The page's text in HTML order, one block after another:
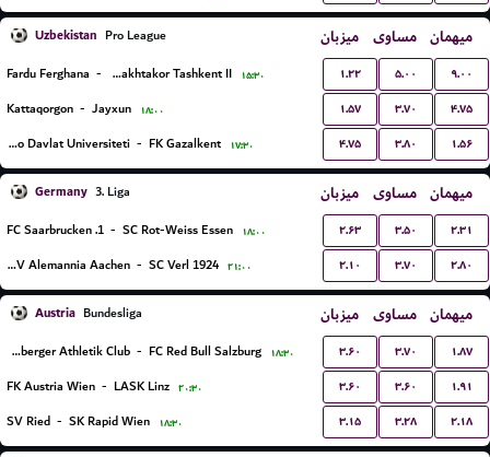
Uzbekistan Pro League میزبان مساوی میهمان
Fardu Ferghana - FC Pakhtakor Tashkent II ۱۵:۳۰ ۱.۲۲ ۵.۰۰ ۹.۰۰
Kattaqorgon - Jayxun ۱۸:۰۰ ۱.۵۷ ۳.۷۰ ۴.۷۵
Bukhoro Davlat Universiteti - FK Gazalkent ۱۷:۳۰ ۴.۷۵ ۳.۸۰ ۱.۵۶
Germany 3. Liga میزبان مساوی میهمان
1. FC Saarbrucken - SC Rot-Weiss Essen ۱۸:۰۰ ۲.۶۳ ۳.۵۰ ۲.۳۱
TSV Alemannia Aachen - SC Verl 1924 ۲۱:۰۰ ۲.۱۰ ۳.۷۰ ۲.۸۰
Austria Bundesliga میزبان مساوی میهمان
Wolfsberger Athletik Club - FC Red Bull Salzburg ۱۸:۳۰ ۳.۶۰ ۳.۷۰ ۱.۸۷
FK Austria Wien - LASK Linz ۲۰:۳۰ ۳.۶۰ ۳.۶۰ ۱.۹۱
SV Ried - SK Rapid Wien ۱۸:۳۰ ۳.۱۵ ۳.۲۸ ۲.۱۸